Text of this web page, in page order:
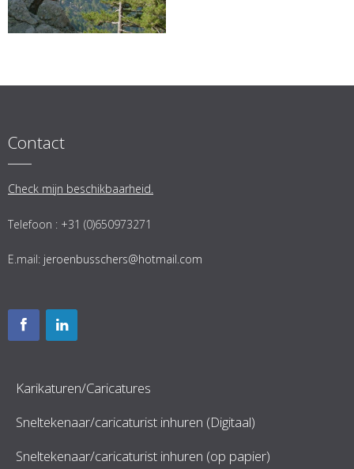
Contact
Check mijn beschikbaarheid.
Telefoon : +31 (0)650973271
E.mail: jeroenbusschers@hotmail.com
Karikaturen/Caricatures
Sneltekenaar/caricaturist inhuren (Digitaal)
Sneltekenaar/caricaturist inhuren (op papier)